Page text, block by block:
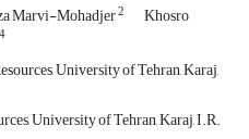
Marvi-Mohadjer2 Khosro
4
University of Tehran, Karaj,
University of Tehran, Karaj, I.R.